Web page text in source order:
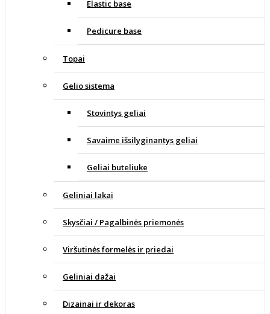
Elastic base
Pedicure base
Topai
Gelio sistema
Stovintys geliai
Savaime išsilyginantys geliai
Geliai buteliuke
Geliniai lakai
Skysčiai / Pagalbinės priemonės
Viršutinės formelės ir priedai
Geliniai dažai
Dizainai ir dekoras